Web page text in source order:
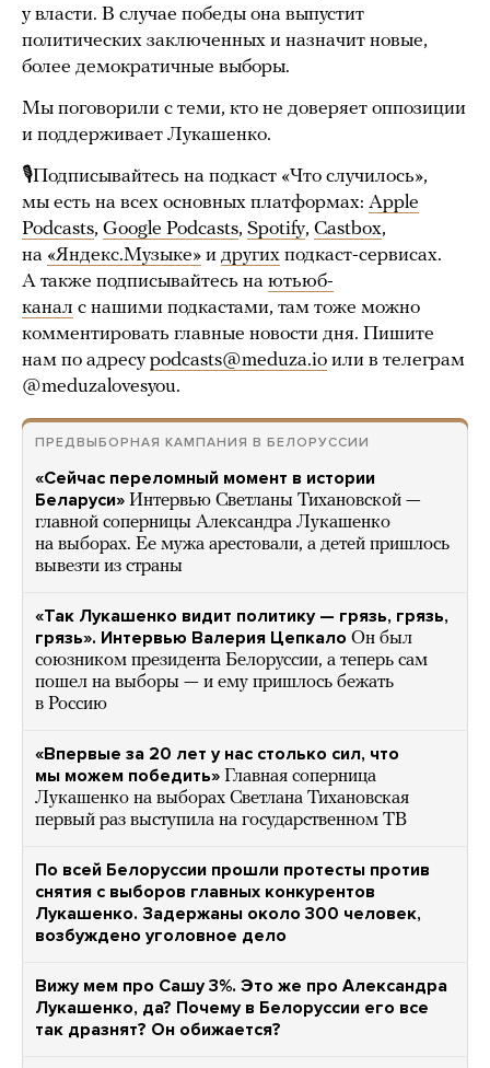
у власти. В случае победы она выпустит
политических заключенных и назначит новые,
более демократичные выборы.
Мы поговорили с теми, кто не доверяет оппозиции
и поддерживает Лукашенко.
🎙Подписывайтесь на подкаст «Что случилось»,
мы есть на всех основных платформах: Apple
Podcasts, Google Podcasts, Spotify, Castbox,
на «Яндекс.Музыке» и других подкаст-сервисах.
А также подписывайтесь на ютьюб-
канал с нашими подкастами, там тоже можно
комментировать главные новости дня. Пишите
нам по адресуpodcasts@meduza.io или в телеграм
@meduzalovesyou.
ПРЕДВЫБОРНАЯ КАМПАНИЯ В БЕЛОРУССИИ
«Сейчас переломный момент в истории
Беларуси» Интервью Светланы Тихановской —
главной соперницы Александра Лукашенко
на выборах. Ее мужа арестовали, а детей пришлось
вывезти из страны
«Так Лукашенко видит политику — грязь, грязь,
грязь». Интервью Валерия Цепкало Он был
союзником президента Белоруссии, а теперь сам
пошел на выборы — и ему пришлось бежать
в Россию
«Впервые за 20 лет у нас столько сил, что
мы можем победить» Главная соперница
Лукашенко на выборах Светлана Тихановская
первый раз выступила на государственном ТВ
По всей Белоруссии прошли протесты против
снятия с выборов главных конкурентов
Лукашенко. Задержаны около 300 человек,
возбуждено уголовное дело
Вижу мем про Сашу 3%. Это же про Александра
Лукашенко, да? Почему в Белоруссии его все
так дразнят? Он обижается?